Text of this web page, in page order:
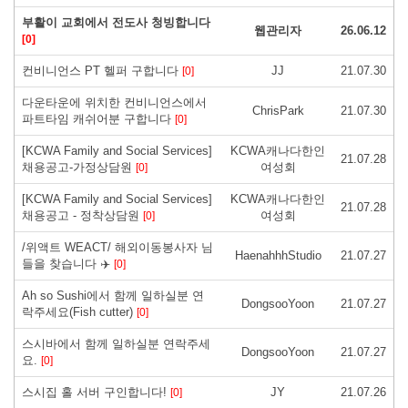
부활이 교회에서 전도사 청빙합니다
[0]
웹관리자 26.06.12
컨비니언스 PT 헬퍼 구합니다 [0] JJ 21.07.30
다운타운에 위치한 컨비니언스에서
파트타임 캐쉬어분 구합니다 [0]
ChrisPark 21.07.30
[KCWA Family and Social Services]
채용공고-가정상담원 [0]
KCWA캐나다한인
여성회
21.07.28
[KCWA Family and Social Services]
채용공고 - 정착상담원 [0]
KCWA캐나다한인
여성회
21.07.28
/위액트 WEACT/ 해외이동봉사자 님
들을 찾습니다 ✈️ [0]
HaenahhhStudio 21.07.27
Ah so Sushi에서 함께 일하실분 연
락주세요(Fish cutter) [0]
DongsooYoon 21.07.27
스시바에서 함께 일하실분 연락주세
요. [0]
DongsooYoon 21.07.27
스시집 홀 서버 구인합니다! [0] JY 21.07.26